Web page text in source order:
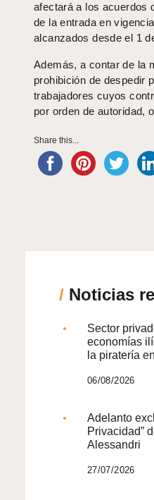
afectará a los acuerdos
de la entrada en
alcanzados desde el 1
Además, a contar de la
prohibición de despedir
trabajadores cuyos
por orden de autoridad,
Share this...
/ Noticias
Sector
economías
la piratería
06/08/2026
Adelanto
Privacidad”
Alessandri
27/07/2026